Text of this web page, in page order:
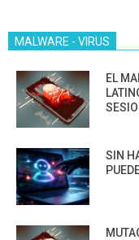
MALWARE - VIRUS
EL
SIN